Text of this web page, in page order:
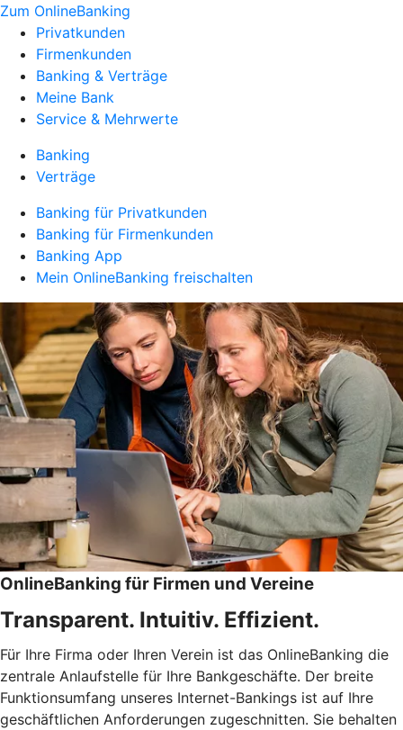
Zum OnlineBanking
Privatkunden
Firmenkunden
Banking & Verträge
Meine Bank
Service & Mehrwerte
Banking
Verträge
Banking für Privatkunden
Banking für Firmenkunden
Banking App
Mein OnlineBanking freischalten
OnlineBanking für Firmen und Vereine
Transparent. Intuitiv. Effizient.
Für Ihre Firma oder Ihren Verein ist das OnlineBanking die
zentrale Anlaufstelle für Ihre Bankgeschäfte. Der breite
Funktionsumfang unseres Internet-Bankings ist auf Ihre
geschäftlichen Anforderungen zugeschnitten. Sie behalten